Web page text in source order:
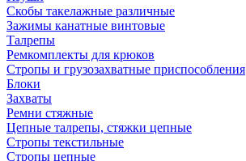
Скобы такелажные различные
Зажимы канатные винтовые
Талрепы
Ремкомплекты для крюков
Стропы и грузозахватные приспособления
Блоки
Захваты
Ремни стяжные
Цепные талрепы, стяжки цепные
Стропы текстильные
Стропы цепные